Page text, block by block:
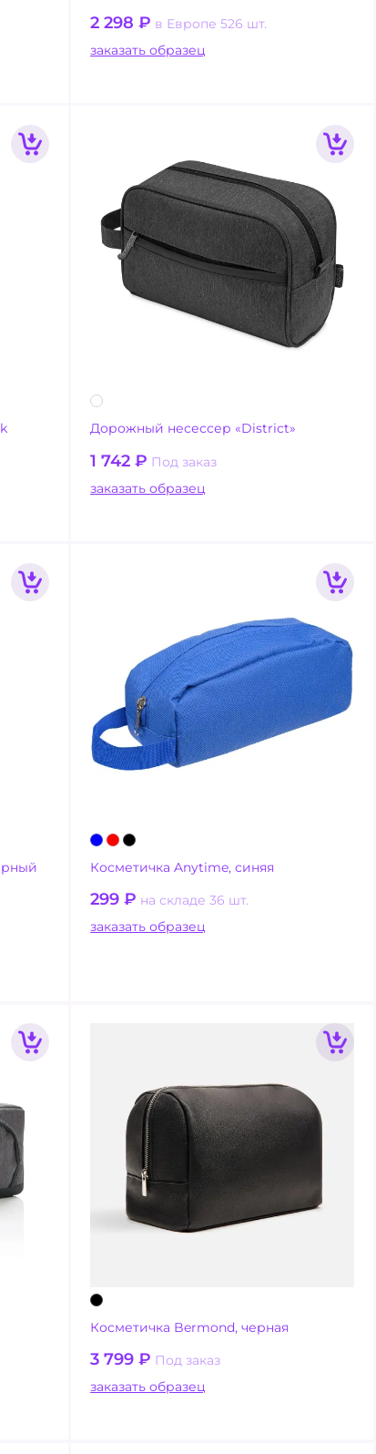
2 298 ₽ в Европе 526 шт.
заказать образец
Дорожный несессер «District»
1 742 ₽ Под заказ
заказать образец
Косметичка Anytime, синяя
299 ₽ на складе 36 шт.
заказать образец
Косметичка Bermond, черная
3 799 ₽ Под заказ
заказать образец